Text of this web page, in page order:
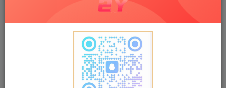
分类 精品源码 软件工具
综合资源
子比美化
点赞 评论